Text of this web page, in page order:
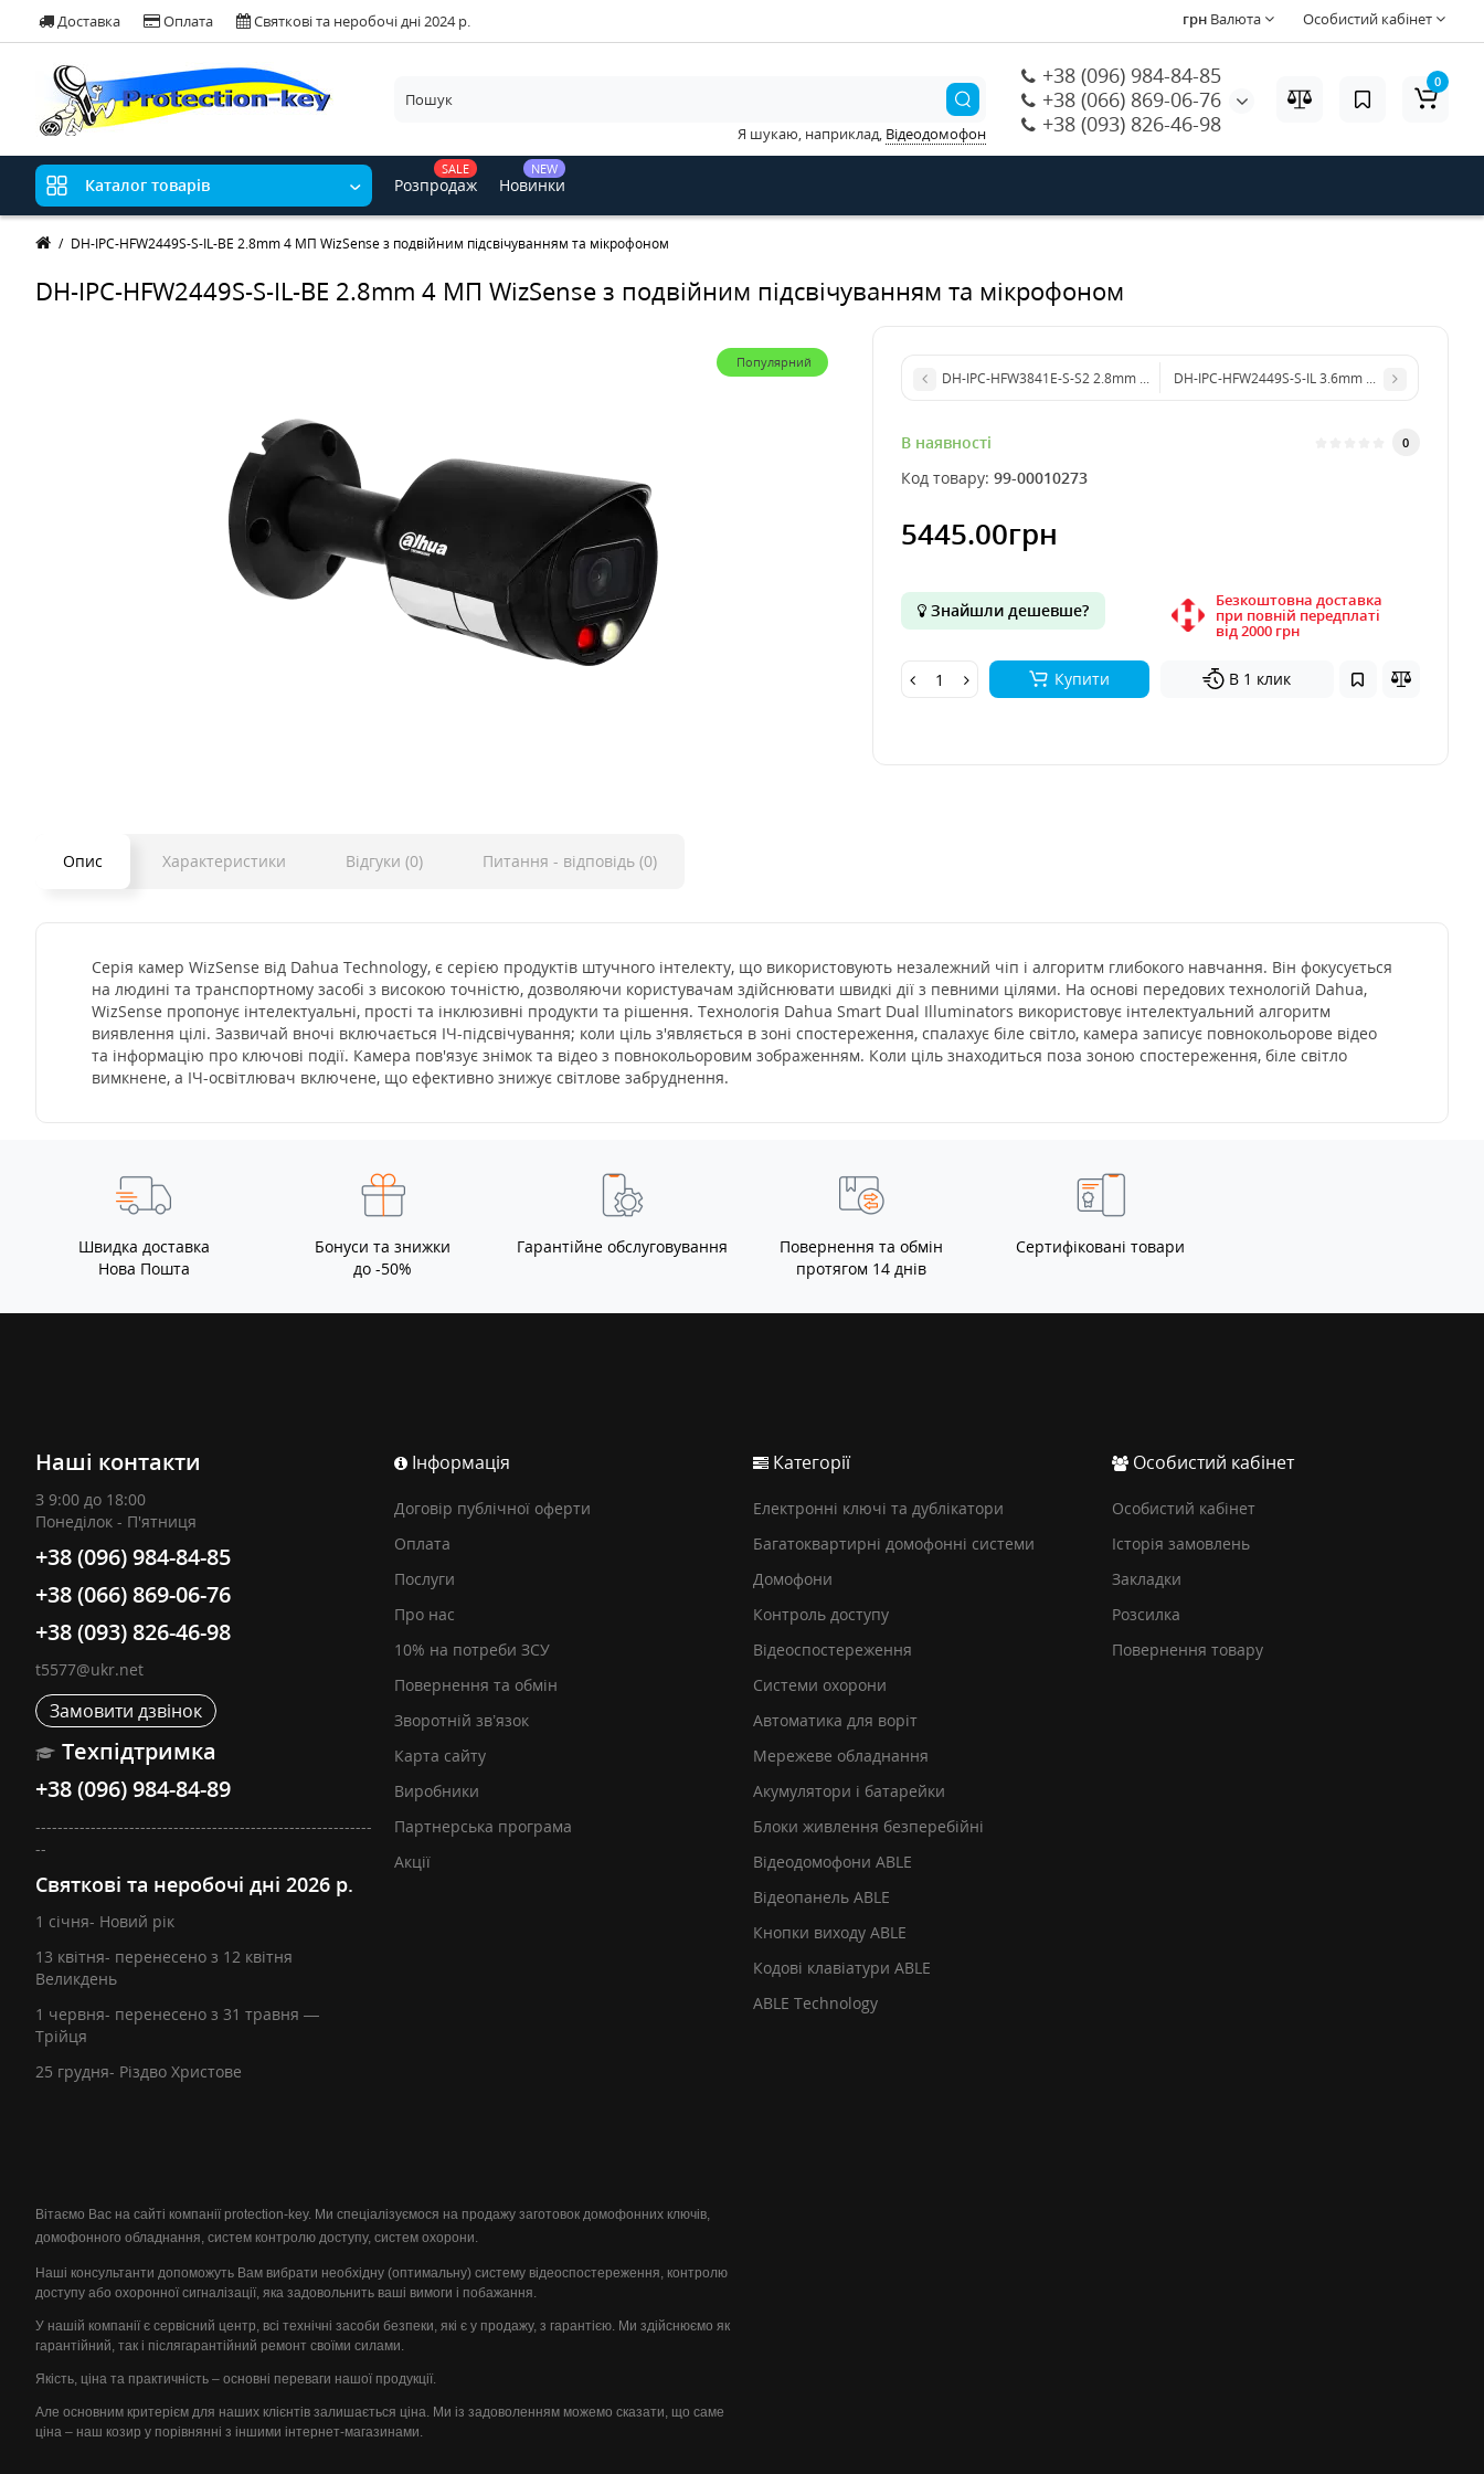
Доставка Оплата Святкові та неробочі дні 2024 р. Особистий кабінет
грн Валюта
+38 (096) 984-84-85
+38 (066) 869-06-76
+38 (093) 826-46-98
Я шукаю, наприклад, Відеодомофон
0
Каталог товарів
SALE
Розпродаж
NEW
Новинки
DH-IPC-HFW2449S-S-IL-BE 2.8mm 4 МП WizSense з подвійним підсвічуванням та мікрофоном
DH-IPC-HFW2449S-S-IL-BE 2.8mm 4 МП WizSense з подвійним підсвічуванням та мікрофоном
Популярний
DH-IPC-HFW3841E-S-S2 2.8mm 8 МП ІЧ WizSense з мікрофоном
DH-IPC-HFW2449S-S-IL 3.6mm 4 МП WizSense
В наявності 0
Код товару: 99-00010273
5445.00грн
Знайшли дешевше? Безкоштовна доставка
при повній передплаті
вiд 2000 грн
Купити В 1 клик
Опис Характеристики Відгуки (0) Питання - відповідь (0)
Серія камер WizSense від Dahua Technology, є серією продуктів штучного інтелекту, що використовують незалежний чіп і алгоритм глибокого навчання. Він фокусується
на людині та транспортному засобі з високою точністю, дозволяючи користувачам здійснювати швидкі дії з певними цілями. На основі передових технологій Dahua,
WizSense пропонує інтелектуальні, прості та інклюзивні продукти та рішення. Технологія Dahua Smart Dual Illuminators використовує інтелектуальний алгоритм
виявлення цілі. Зазвичай вночі включається ІЧ-підсвічування; коли ціль з'являється в зоні спостереження, спалахує біле світло, камера записує повнокольорове відео
та інформацію про ключові події. Камера пов'язує знімок та відео з повнокольоровим зображенням. Коли ціль знаходиться поза зоною спостереження, біле світло
вимкнене, а ІЧ-освітлювач включене, що ефективно знижує світлове забруднення.
Швидка доставка
Нова Пошта
Бонуси та знижки
до -50%
Гарантійне обслуговування
Повернення та обмін
протягом 14 днів
Сертифіковані товари
Наші контакти
З 9:00 до 18:00
Понеділок - П'ятниця
+38 (096) 984-84-85
+38 (066) 869-06-76
+38 (093) 826-46-98
t5577@ukr.net
Замовити дзвінок
Техпідтримка
+38 (096) 984-84-89
-------------------------------------------------------------
--
Святкові та неробочі дні 2026 р.
1 січня- Новий рік
13 квітня- перенесено з 12 квітня
Великдень
1 червня- перенесено з 31 травня —
Трійця
25 грудня- Різдво Христове
Інформація
Договір публічної оферти
Оплата
Послуги
Про нас
10% на потреби ЗСУ
Повернення та обмін
Зворотній зв’язок
Карта сайту
Виробники
Партнерська програма
Акції
Категорії
Електронні ключі та дублікатори
Багатоквартирні домофонні системи
Домофони
Контроль доступу
Відеоспостереження
Системи охорони
Автоматика для воріт
Мережеве обладнання
Акумулятори і батарейки
Блоки живлення безперебійні
Відеодомофони ABLE
Відеопанель ABLE
Кнопки виходу ABLE
Кодові клавіатури ABLE
ABLE Technology
Особистий кабінет
Особистий кабінет
Історія замовлень
Закладки
Розсилка
Повернення товару
Вітаємо Вас на сайті компанії protection-key. Ми спеціалізуємося на продажу заготовок домофонних ключів,
домофонного обладнання, систем контролю доступу, систем охорони.
Наші консультанти допоможуть Вам вибрати необхідну (оптимальну) систему відеоспостереження, контролю
доступу або охоронної сигналізації, яка задовольнить ваші вимоги і побажання.
У нашій компанії є сервісний центр, всі технічні засоби безпеки, які є у продажу, з гарантією. Ми здійснюємо як
гарантійний, так і післягарантійний ремонт своїми силами.
Якість, ціна та практичність – основні переваги нашої продукції.
Але основним критерієм для наших клієнтів залишається ціна. Ми із задоволенням можемо сказати, що саме
ціна – наш козир у порівнянні з іншими інтернет-магазинами.